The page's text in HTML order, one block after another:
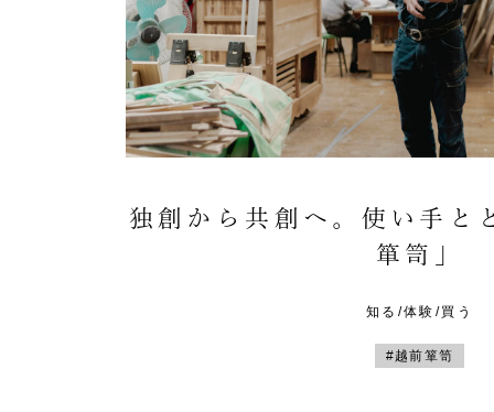
独創から共創へ。使い手と
箪笥」
知る/体験/買う
#越前箪笥